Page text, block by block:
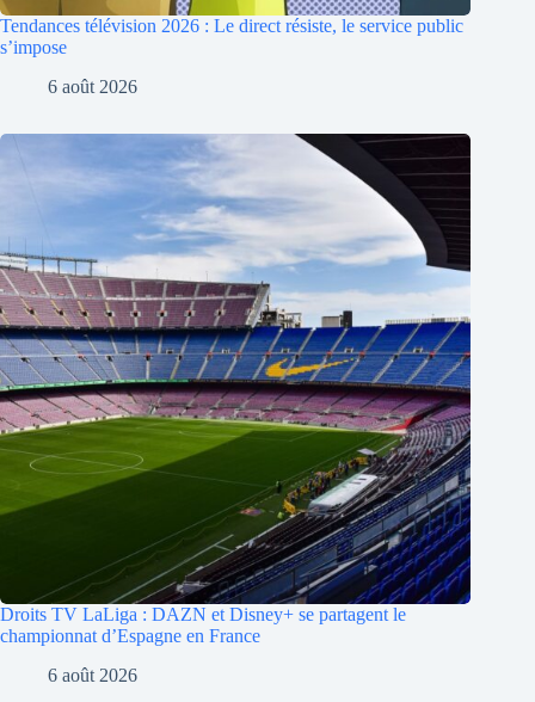
Tendances télévision 2026 : Le direct résiste, le service public
s’impose
6 août 2026
Droits TV LaLiga : DAZN et Disney+ se partagent le
championnat d’Espagne en France
6 août 2026